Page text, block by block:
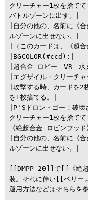
クリーチャー1枚を捨て
バトルゾーンに出す。|
|自分の他の、名前に《
ルゾーンに出せない。|
|（このカードは、《超
|BGCOLOR(#ccd):|
|超合金 ロビー　VR　
|エグザイル・クリーチ
|攻撃する時、カードを2
を1枚捨てる。|
|P'Sドロン・ゴー：破壊
クリーチャー1枚を捨て
《絶超合金 ロビンフッ
|自分の他の、名前に《
ルゾーンに出せない。|
[[DMPP-20]]で[[《絶超
装。それに伴い[[ベリー
運用方法などはそちらを参